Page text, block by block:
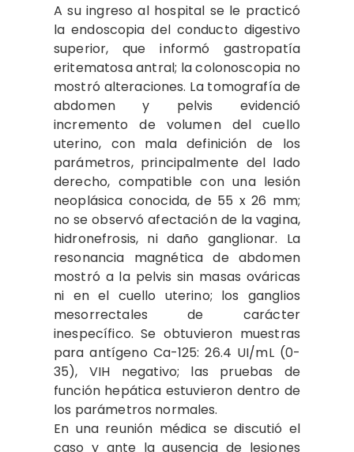
A su ingreso al hospital se le practicó
la endoscopia del conducto digestivo
superior, que informó gastropatía
eritematosa antral; la colonoscopia no
mostró alteraciones. La tomografía de
abdomen y pelvis evidenció
incremento de volumen del cuello
uterino, con mala definición de los
parámetros, principalmente del lado
derecho, compatible con una lesión
neoplásica conocida, de 55 x 26 mm;
no se observó afectación de la vagina,
hidronefrosis, ni daño ganglionar. La
resonancia magnética de abdomen
mostró a la pelvis sin masas ováricas
ni en el cuello uterino; los ganglios
mesorrectales de carácter
inespecífico. Se obtuvieron muestras
para antígeno Ca-125: 26.4 UI/mL (0-
35), VIH negativo; las pruebas de
función hepática estuvieron dentro de
los parámetros normales.
En una reunión médica se discutió el
caso y ante la ausencia de lesiones